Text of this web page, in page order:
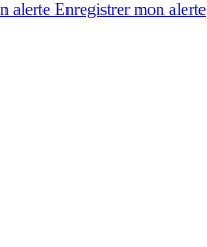
alerte Enregistrermon alerte